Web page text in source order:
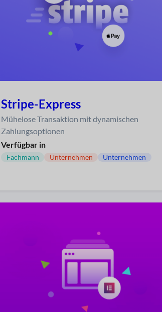
Stripe-Express
Mühelose Transaktion mit dynamischen
Zahlungsoptionen
Verfügbar in
Fachmann Unternehmen Unternehmen